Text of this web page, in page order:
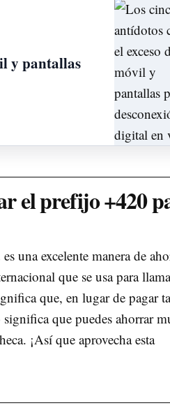
y pantallas
el prefijo +420
es una excelente manera de
que se usa para
que, en lugar de pagar
que puedes ahorrar
¡Así que aprovecha esta